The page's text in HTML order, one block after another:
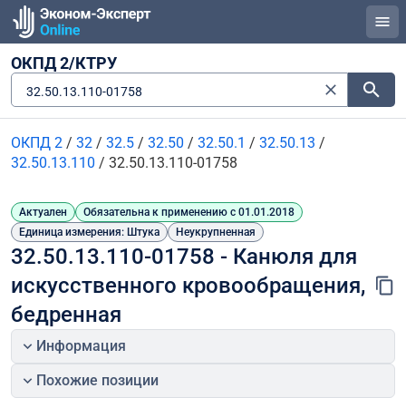
ОКПД 2/КТРУ
32.50.13.110-01758
ОКПД 2 / 32 / 32.5 / 32.50 / 32.50.1 / 32.50.13 /
32.50.13.110 / 32.50.13.110-01758
Актуален
Обязательна к применению с 01.01.2018
Единица измерения: Штука
Неукрупненная
32.50.13.110-01758 - Канюля для
искусственного кровообращения,
бедренная
Информация
Похожие позиции